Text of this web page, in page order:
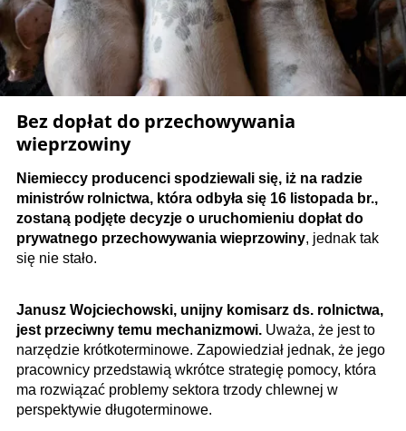
Bez dopłat do przechowywania
wieprzowiny
Niemieccy producenci spodziewali się, iż na radzie
ministrów rolnictwa, która odbyła się 16 listopada br.,
zostaną podjęte decyzje o uruchomieniu dopłat do
prywatnego przechowywania wieprzowiny, jednak tak
się nie stało.
Janusz Wojciechowski, unijny komisarz ds. rolnictwa,
jest przeciwny temu mechanizmowi. Uważa, że jest to
narzędzie krótkoterminowe. Zapowiedział jednak, że jego
pracownicy przedstawią wkrótce strategię pomocy, która
ma rozwiązać problemy sektora trzody chlewnej w
perspektywie długoterminowe.